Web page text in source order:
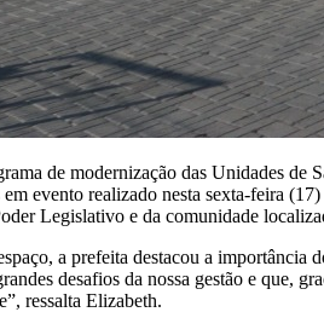
de modernização das Unidades de
em evento realizado nesta sexta-feira
Legislativo e da comunidade
a prefeita destacou a importância
desafios da nossa gestão e que,
ressalta Elizabeth.